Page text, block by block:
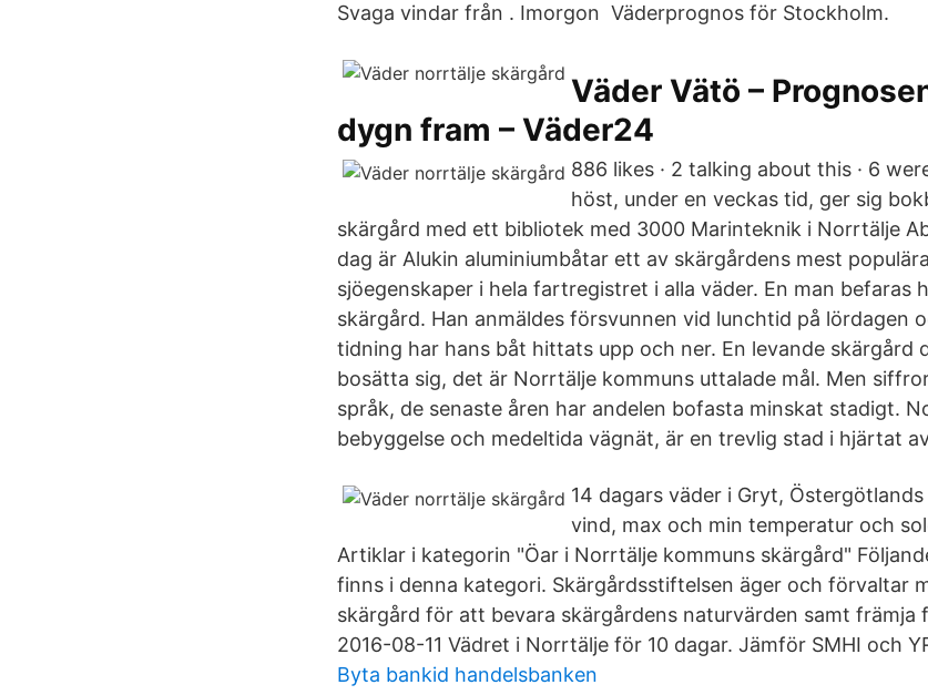
Svaga vindar från . Imorgon Väderprognos för Stockholm.
Väder Vätö –
dygn fram – Väder24
886 likes · 2 talking about this · 6
höst, under en veckas tid, ger sig
skärgård med ett bibliotek med 3000 Marinteknik i Norrtälje
dag är Alukin aluminiumbåtar ett av skärgårdens mest
sjöegenskaper i hela fartregistret i alla väder. En man befaras
skärgård. Han anmäldes försvunnen vid lunchtid på lördagen
tidning har hans båt hittats upp och ner. En levande skärgård
bosätta sig, det är Norrtälje kommuns uttalade mål. Men
språk, de senaste åren har andelen bofasta minskat stadigt.
bebyggelse och medeltida vägnät, är en trevlig stad i hjärtat
14 dagars väder i Gryt,
vind, max och min temperatur och
Artiklar i kategorin "Öar i Norrtälje kommuns skärgård"
finns i denna kategori. Skärgårdsstiftelsen äger och förvaltar
skärgård för att bevara skärgårdens naturvärden samt främja
2016-08-11 Vädret i Norrtälje för 10 dagar. Jämför SMHI och
Byta bankid handelsbanken